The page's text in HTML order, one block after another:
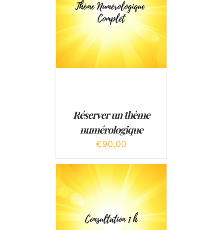
AJOUTER AU PANIER
/
DÉTAILS
Réserver un thème
numérologique
€90,00
AJOUTER AU PANIER
/
DÉTAILS